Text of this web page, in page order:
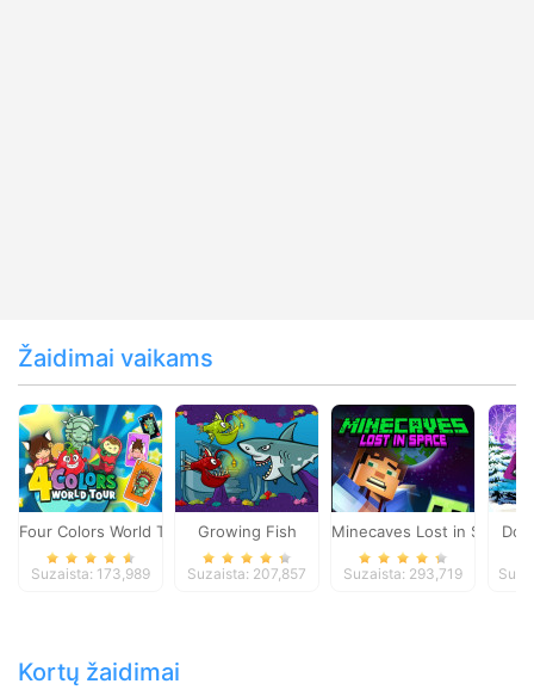
Žaidimai vaikams
Four Colors World Tour
Suzaista: 173,989
Growing Fish
Suzaista: 207,857
Minecaves Lost in Space
Suzaista: 293,719
Kortų žaidimai